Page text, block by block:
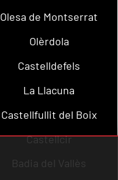
Olesa de Montserrat
Olèrdola
Castelldefels
La Llacuna
Castellfullit del Boix
Castellcir
Badia del Vallès